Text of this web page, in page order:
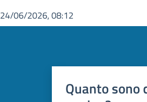
24/06/2026, 08:12
Quanto sono